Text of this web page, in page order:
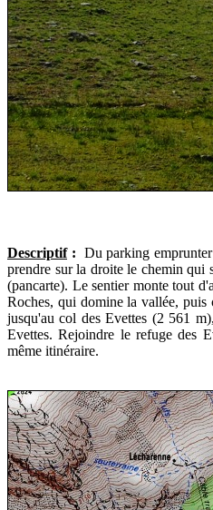
Descriptif: Du parking
prendre sur la droite le chemin qui
(pancarte). Le sentier monte tout
Roches, qui domine la vallée, puis
jusqu'au col des Evettes (2 561
Evettes. Rejoindre le refuge des
même itinéraire.